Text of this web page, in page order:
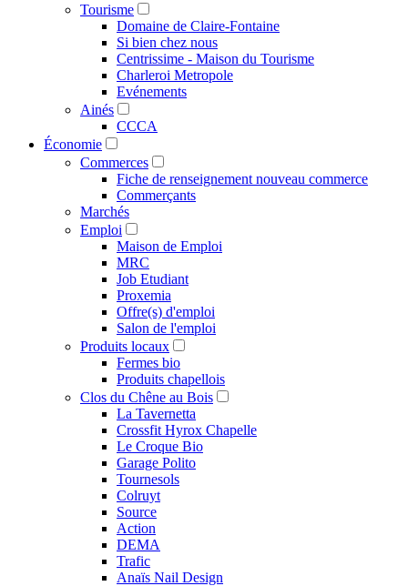
Tourisme
Domaine de Claire-Fontaine
Si bien chez nous
Centrissime - Maison du Tourisme
Charleroi Metropole
Evénements
Ainés
CCCA
Économie
Commerces
Fiche de renseignement nouveau commerce
Commerçants
Marchés
Emploi
Maison de Emploi
MRC
Job Etudiant
Proxemia
Offre(s) d'emploi
Salon de l'emploi
Produits locaux
Fermes bio
Produits chapellois
Clos du Chêne au Bois
La Tavernetta
Crossfit Hyrox Chapelle
Le Croque Bio
Garage Polito
Tournesols
Colruyt
Source
Action
DEMA
Trafic
Anaïs Nail Design